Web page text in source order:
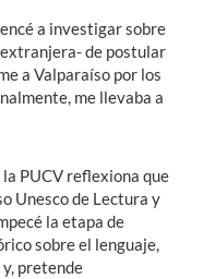
a investigar sobre
de postular
a Valparaíso por los
me llevaba a
PUCV reflexiona que
Unesco de Lectura y
la etapa de
sobre el lenguaje,
pretende